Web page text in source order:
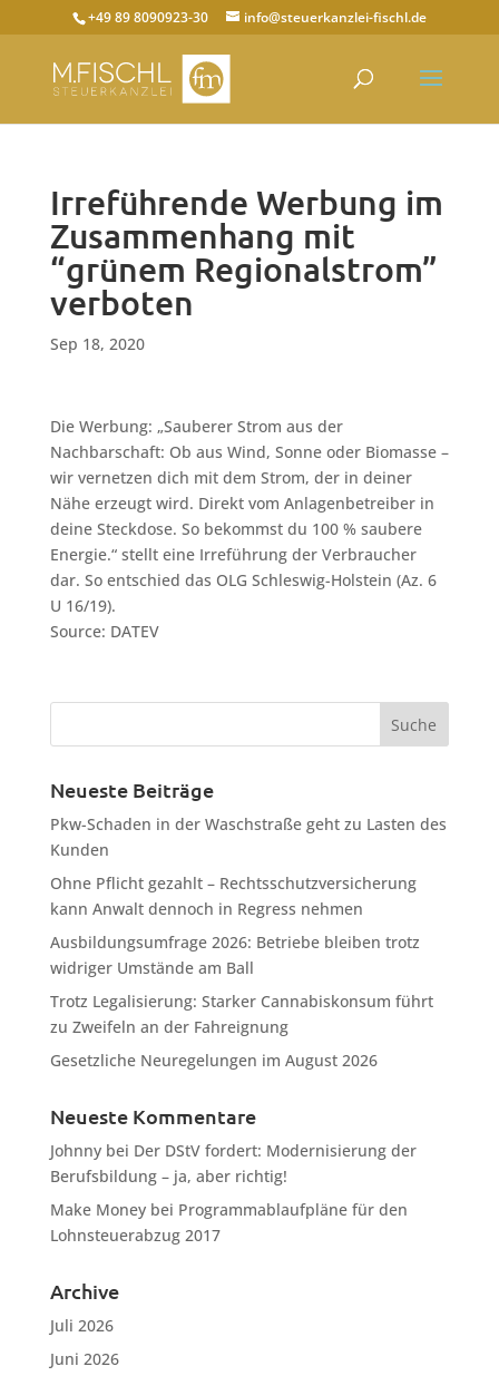
+49 89 8090923-30 info@steuerkanzlei-fischl.de
Irreführende Werbung im
Zusammenhang mit
“grünem Regionalstrom”
verboten
Sep 18, 2020
Die Werbung: „Sauberer Strom aus der
Nachbarschaft: Ob aus Wind, Sonne oder Biomasse –
wir vernetzen dich mit dem Strom, der in deiner
Nähe erzeugt wird. Direkt vom Anlagenbetreiber in
deine Steckdose. So bekommst du 100 % saubere
Energie.“ stellt eine Irreführung der Verbraucher
dar. So entschied das OLG Schleswig-Holstein (Az. 6
U 16/19).
Source: DATEV
Neueste Beiträge
Pkw-Schaden in der Waschstraße geht zu Lasten des
Kunden
Ohne Pflicht gezahlt – Rechtsschutzversicherung
kann Anwalt dennoch in Regress nehmen
Ausbildungsumfrage 2026: Betriebe bleiben trotz
widriger Umstände am Ball
Trotz Legalisierung: Starker Cannabiskonsum führt
zu Zweifeln an der Fahreignung
Gesetzliche Neuregelungen im August 2026
Neueste Kommentare
Johnnybei Der DStV fordert: Modernisierung der
Berufsbildung – ja, aber richtig!
Make Moneybei Programmablaufpläne für den
Lohnsteuerabzug 2017
Archive
Juli 2026
Juni 2026